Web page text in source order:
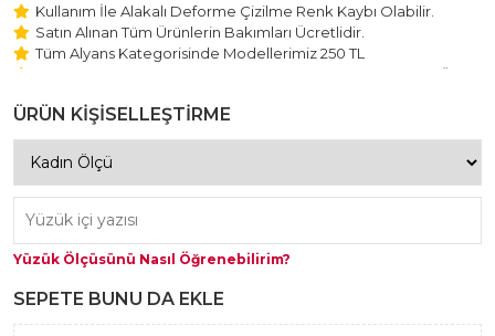
Kullanım İle Alakalı Deforme Çizilme Renk Kaybı Olabilir.
Satın Alınan Tüm Ürünlerin Bakımları Ücretlidir.
Tüm Alyans Kategorisinde Modellerimiz 250 TL
Beştaş Tektaş Kolye ve Bileklik Modellerimiz 150 TL Sabit Ücret
ÜRÜN KİŞİSELLEŞTİRME
Yüzük Ölçüsünü Nasıl Öğrenebilirim?
SEPETE BUNU DA EKLE